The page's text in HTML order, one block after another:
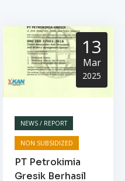
13
Mar
2025
NEWS / REPORT
NON SUBSIDIZED
PT Petrokimia
Gresik Berhasil